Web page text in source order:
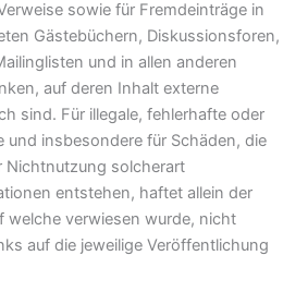
sowie für Fremdeinträge in
Gästebüchern, Diskussionsforen,
und in allen anderen
auf deren Inhalt externe
sind. Für illegale, fehlerhafte oder
und insbesondere für Schäden, die
Nichtnutzung solcherart
entstehen, haftet allein der
welche verwiesen wurde, nicht
auf die jeweilige Veröffentlichung